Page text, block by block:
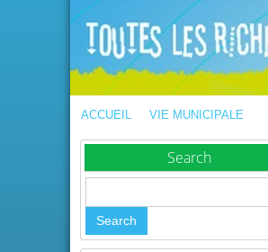
ACCUEIL VIE MUNICIPALE
Search